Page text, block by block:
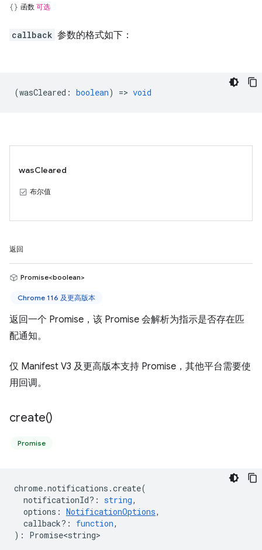
函数 可选
callback 参数的格式如下：
(wasCleared : boolean) => void
wasCleared
布尔值
返回
Promise<boolean>
Chrome 116 及更高版本
返回一个 Promise，该 Promise 会解析为指示是否存在匹
配通知。
仅 Manifest V3 及更高版本支持 Promise，其他平台需要使
用回调。
create()
Promise
chrome.notifications .create(
notificationId? : string,
options : NotificationOptions,
callback? : function,
) : Promise<string>